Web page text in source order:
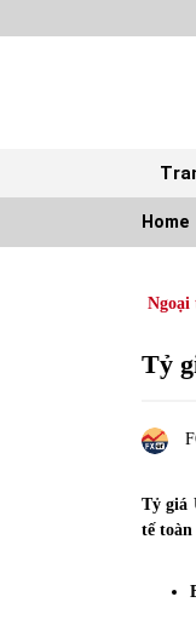
to
Home
Ngoại
Tỷ
Tỷ giá
tế toàn